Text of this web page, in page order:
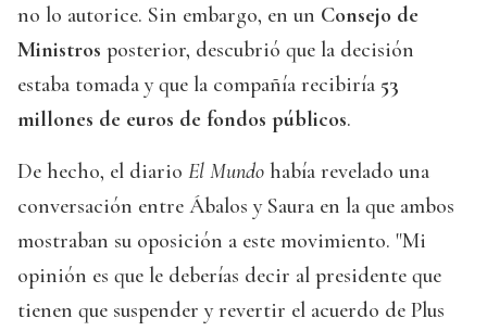
no lo autorice. Sin embargo, en un Consejo de
Ministros posterior, descubrió que la decisión
estaba tomada y que la compañía recibiría 53
millones de euros de fondos públicos.
De hecho, el diario El Mundo había revelado una
conversación entre Ábalos y Saura en la que ambos
mostraban su oposición a este movimiento. "Mi
opinión es que le deberías decir al presidente que
tienen que suspender y revertir el acuerdo de Plus